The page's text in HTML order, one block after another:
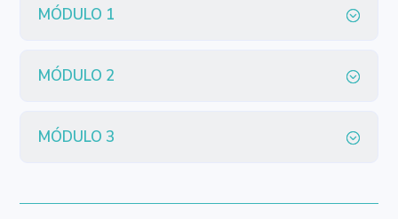
MÓDULO 1
MÓDULO 2
MÓDULO 3